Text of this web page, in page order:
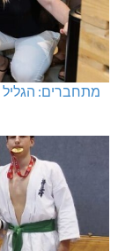
מתחברים: הגליל